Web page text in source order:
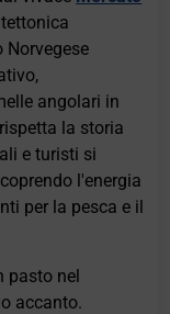
angolari in
la storia
e turisti si
l'energia
per la pesca e il
pasto nel
accanto.